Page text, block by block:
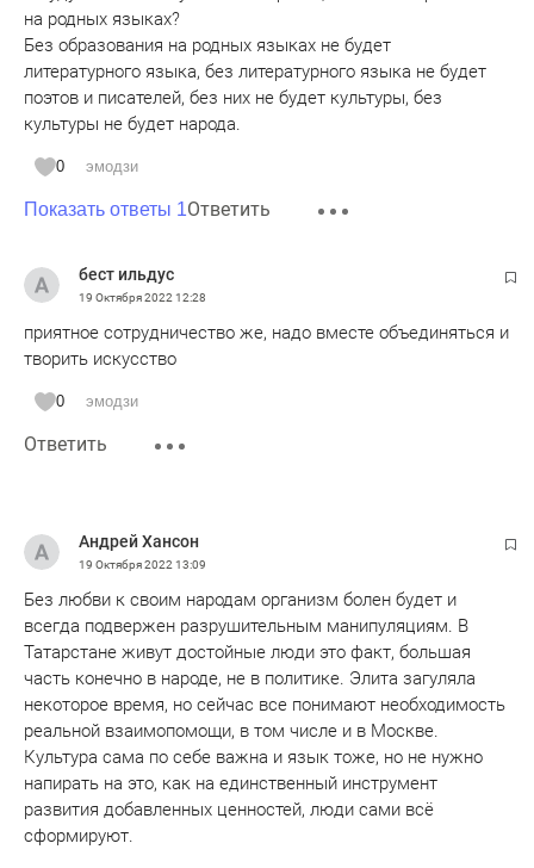
на родных языках?
Без образования на родных языках не будет
литературного языка, без литературного языка не будет
поэтов и писателей, без них не будет культуры, без
культуры не будет народа.
0 эмодзи
Показать ответы 1Ответить
бест ильдус
19 Октября 202212:28
приятное сотрудничество же, надо вместе объединяться и
творить искусство
0 эмодзи
Ответить
Андрей Хансон
19 Октября 202213:09
Без любви к своим народам организм болен будет и
всегда подвержен разрушительным манипуляциям. В
Татарстане живут достойные люди это факт, большая
часть конечно в народе, не в политике. Элита загуляла
некоторое время, но сейчас все понимают необходимость
реальной взаимопомощи, в том числе и в Москве.
Культура сама по себе важна и язык тоже, но не нужно
напирать на это, как на единственный инструмент
развития добавленных ценностей, люди сами всё
сформируют.